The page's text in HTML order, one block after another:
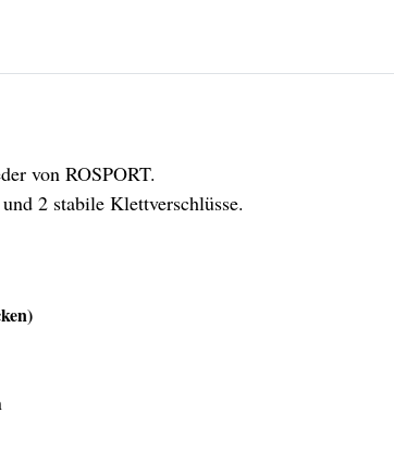
von ROSPORT.
2 stabile Klettverschlüsse.